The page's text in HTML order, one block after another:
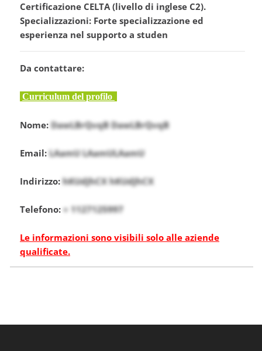
Certificazione CELTA (livello di inglese C2).
Specializzazioni: Forte specializzazione ed
esperienza nel supporto a studen
Da contattare:
Curriculum del profilo
Nome: DawLBrQvqB DawLBrQvqB
Email: LAamU LAamULAamU
Indirizzo: hKUdJhCX hKUdJhCX
Telefono: + 1127125997
Le informazioni sono visibili solo alle aziende
qualificate.